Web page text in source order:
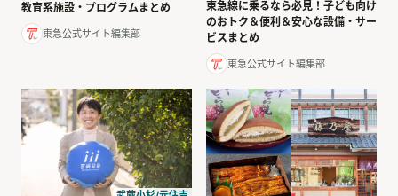
教育系施設・プログラムまとめ
東急公式サイト編集部
東急線に乗るなら必見！子ども向け
のおトク＆便利＆安心な設備・サー
ビスまとめ
東急公式サイト編集部